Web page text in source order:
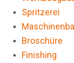
Spritzerei
Broschüre
Finishing